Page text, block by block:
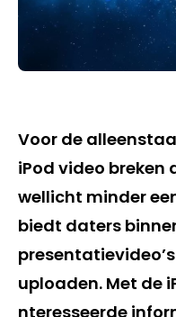
Voor de
iPod video breken
wellicht minder
biedt daters
uploaden. Met de
nteresseerde